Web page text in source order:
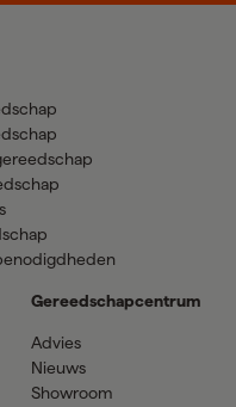
Gereedschapcentrum
Advies
Nieuws
Showroom